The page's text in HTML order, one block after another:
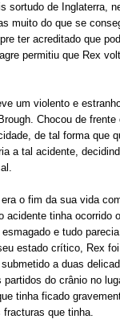
sortudo de Inglaterra,
muito do que se
ter acreditado que
permitiu que Rex
um violento e
Chocou de
de tal forma que
a tal acidente,
o fim da sua vida
acidente tinha ocorrido
e tudo
estado crítico, Rex
a duas
do crânio no
tinha ficado
que tinha.